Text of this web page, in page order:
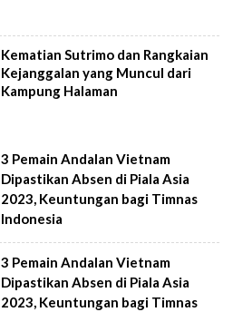
Kematian Sutrimo dan Rangkaian
Kejanggalan yang Muncul dari
Kampung Halaman
3 Pemain Andalan Vietnam
Dipastikan Absen di Piala Asia
2023, Keuntungan bagi Timnas
Indonesia
3 Pemain Andalan Vietnam
Dipastikan Absen di Piala Asia
2023, Keuntungan bagi Timnas